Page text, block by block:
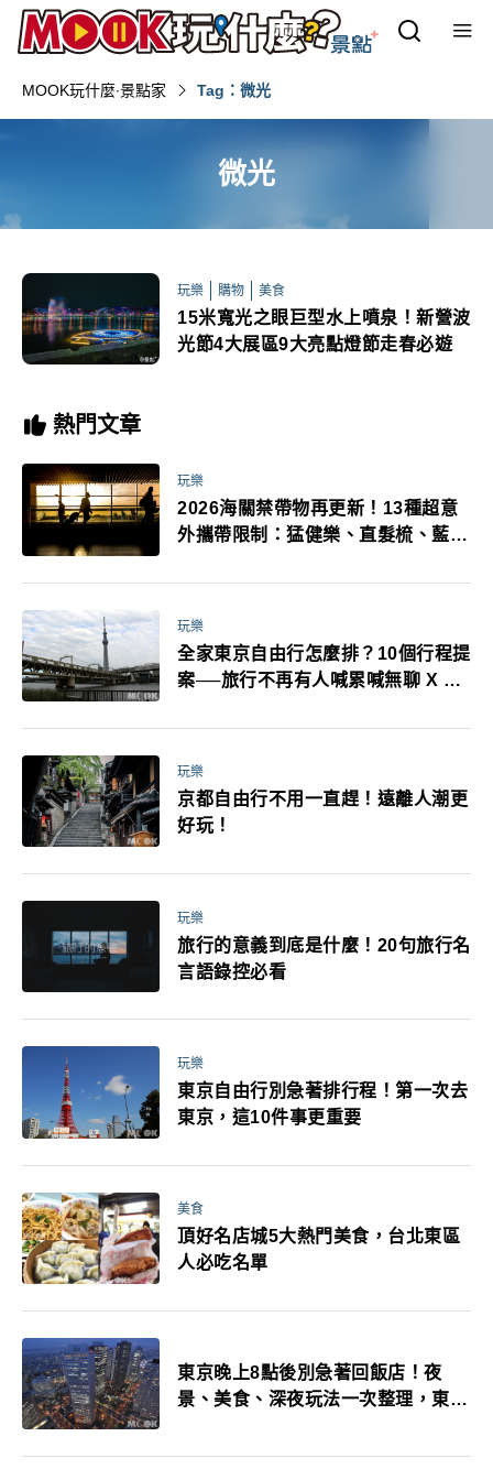
MOOK玩什麼‧景點家 Tag：微光
微光
玩樂 購物 美食
15米寬光之眼巨型水上噴泉！新營波
光節4大展區9大亮點燈節走春必遊
熱門文章
玩樂
2026海關禁帶物再更新！13種超意
外攜帶限制：猛健樂、直髮梳、藍牙
萬！注意事項一次看！
玩樂
全家東京自由行怎麼排？10個行程提
案──旅行不再有人喊累喊無聊 X 爸
玩樂
京都自由行不用一直趕！遠離人潮更
好玩！
玩樂
旅行的意義到底是什麼！20句旅行名
言語錄控必看
玩樂
東京自由行別急著排行程！第一次去
東京，這10件事更重要
美食
頂好名店城5大熱門美食，台北東區
人必吃名單
東京晚上8點後別急著回飯店！夜
景、美食、深夜玩法一次整理，東京